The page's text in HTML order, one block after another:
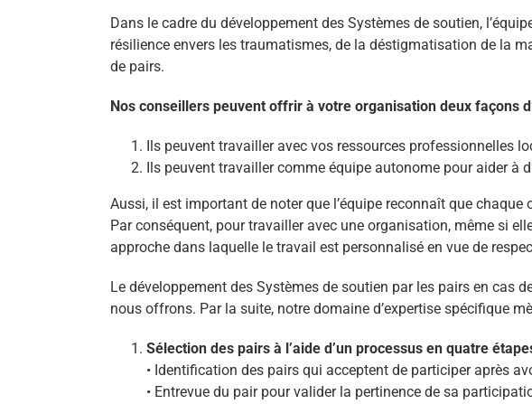
Dans le cadre du développement des Systèmes de soutien,
résilience envers les traumatismes, de la déstigmatisation de la
de pairs.
Nos conseillers peuvent offrir à votre organisation deux façons
Ils peuvent travailler avec vos ressources professionnelles
Ils peuvent travailler comme équipe autonome pour aider à
Aussi, il est important de noter que l’équipe reconnaît que
Par conséquent, pour travailler avec une organisation, même si
approche dans laquelle le travail est personnalisé en vue de
Le développement des Systèmes de soutien par les pairs en cas
nous offrons. Par la suite, notre domaine d’expertise spécifique
Sélection des pairs à l’aide d’un processus en quatre
• Identification des pairs qui acceptent de participer après
• Entrevue du pair pour valider la pertinence de sa